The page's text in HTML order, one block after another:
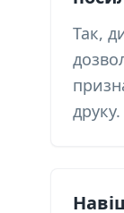
Так,
друку.